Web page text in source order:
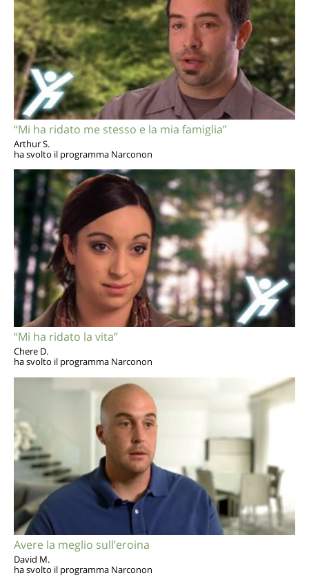
“Mi ha ridato me stesso e la mia famiglia”
Arthur S.
ha svolto il programma Narconon
“Mi ha ridato la vita”
Chere D.
ha svolto il programma Narconon
Avere la meglio sull’eroina
David M.
ha svolto il programma Narconon